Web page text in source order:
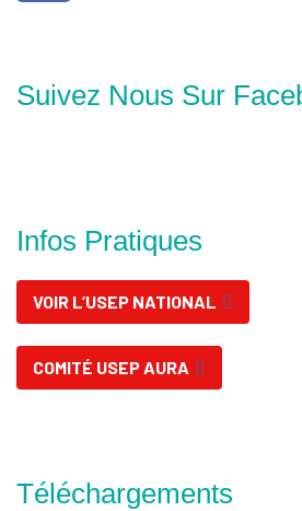
Suivez Nous Sur
Infos Pratiques
VOIR L’USEP NATIONAL
COMITÉ USEP AURA
Téléchargements